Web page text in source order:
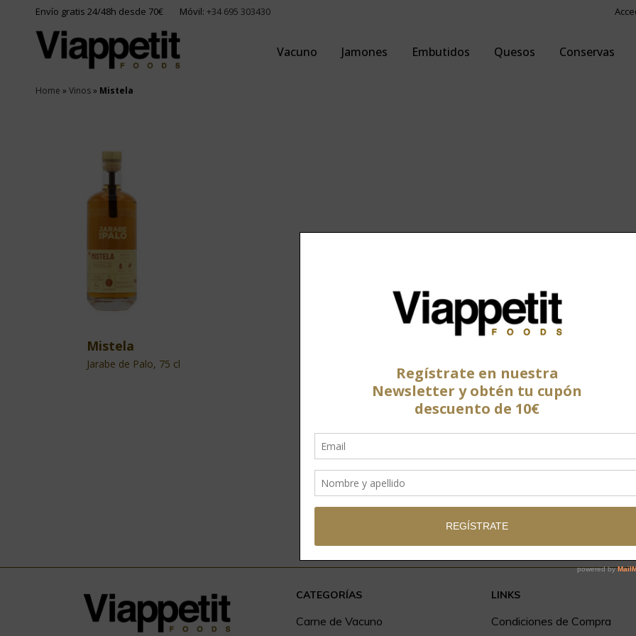
Envío gratis 24/48h desde 70€ Móvil: +34 695 303430
Vacuno Jamones Embutidos Quesos Conservas
Home »Vinos» Mistela
Mistela
Jarabe de Palo, 75 cl
CATEGORÍAS
Carne de Vacuno
LINKS
Condiciones de Compra